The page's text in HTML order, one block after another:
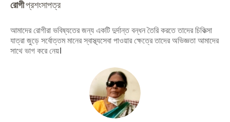
রোগীপ্রশংসাপত্র
আমাদের রোগীরা ভবিষ্যতের জন্য একটি দুর্দান্ত বন্ধন তৈরি করতে তাদের চিকিত্সা
যাত্রা জুড়ে সর্বোত্তম মানের স্বাস্থ্যসেবা পাওয়ার ক্ষেত্রে তাদের অভিজ্ঞতা আমাদের
সাথে ভাগ করে নেয়।